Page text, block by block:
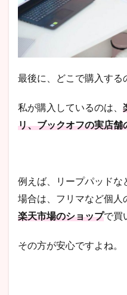
最後に、どこで購入する
私が購入しているのは、
リ、ブックオフの実店舗
例えば、リープパッドな
場合は、フリマなど個人
楽天市場のショップで買
その方が安心ですよね。